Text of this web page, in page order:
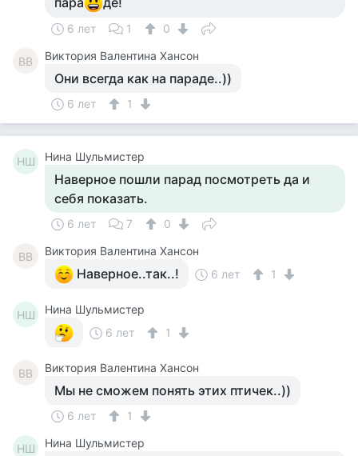
6 лет 1 0
ВВ Виктория Валентина Хансон
Они всегда как на параде..))
6 лет 1
НШ Нина Шульмистер
Наверное пошли парад посмотреть да и
себя показать.
6 лет 7 0
ВВ Виктория Валентина Хансон
Наверное..так..! 6 лет 1
НШ
Нина Шульмистер
6 лет
1
ВВ Виктория Валентина Хансон
Мы не сможем понять этих птичек..))
6 лет 1
НШ Нина Шульмистер